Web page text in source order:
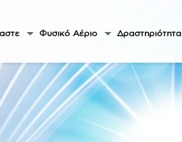
Φυσικό Αέριο Δραστηριότητα